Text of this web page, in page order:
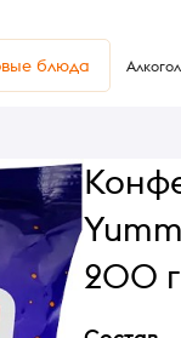
блюда
200 г